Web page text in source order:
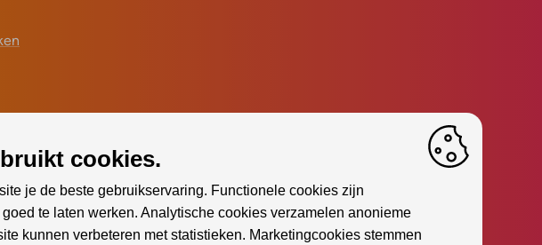
cookies.
je de beste gebruikservaring. Functionele cookies zijn
te laten werken. Analytische cookies verzamelen anonieme
kunnen verbeteren met statistieken. Marketingcookies stemmen